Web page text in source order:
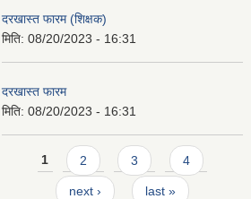
दरखास्त फारम (शिक्षक)
मिति: 08/20/2023 - 16:31
दरखास्त फारम
मिति: 08/20/2023 - 16:31
Pages
1 2 3 4
next › last »